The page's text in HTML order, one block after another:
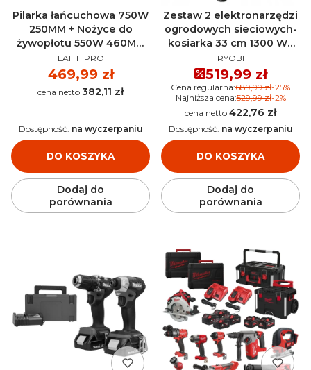
Pilarka łańcuchowa 750W
250MM + Nożyce do
żywopłotu 550W 460MM
NEO TOOLS 04-634
PRODUCENT
LAHTI PRO
Cena
469,99 zł
Cena 382,11 zł
DO KOSZYKA
Dostępność: na wyczerpaniu
Dodaj do
porównania
Zestaw 2 elektronarzędzi
ogrodowych sieciowych-
kosiarka 33 cm 1300 W+
podkaszarka 25cm 290W
Ryobi RLM3313ALT2925
PRODUCENT
RYOBI
Cena
519,99 zł
Cena regularna:689,99 zł-25%
Najniższa cena:529,99 zł-2%
Cena
422,76 zł
DO KOSZYKA
Dostępność: na wyczerpaniu
Dodaj do
porównania